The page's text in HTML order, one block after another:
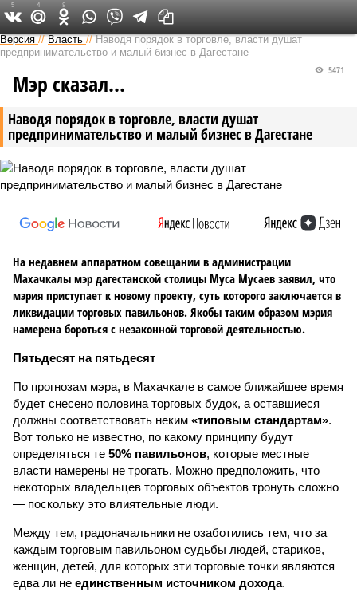
Версия на Кавказе
Версия //Власть //Наводя порядок в торговле, власти душат
предпринимательство и малый бизнес в Дагестане
Наводя порядок в торговле, власти душат
предпринимательство и малый бизнес в Дагестане
5471
Мэр сказал…
На недавнем аппаратном совещании в администрации
Махачкалы мэр дагестанской столицы Муса Мусаев заявил, что
мэрия приступает к новому проекту, суть которого заключается в
ликвидации торговых павильонов. Якобы таким образом мэрия
намерена бороться с незаконной торговой деятельностью.
Пятьдесят на пятьдесят
По прогнозам мэра, в Махачкале в самое ближайшее время
будет снесено половина торговых будок, а оставшиеся
должны соответствовать неким «типовым стандартам».
Вот только не известно, по какому принципу будут
определяться те 50% павильонов, которые местные
власти намерены не трогать. Можно предположить, что
некоторых владельцев торговых объектов тронуть сложно
— поскольку это влиятельные люди.
Между тем, градоначальники не озаботились тем, что за
каждым торговым павильоном судьбы людей, стариков,
женщин, детей, для которых эти торговые точки являются
едва ли не единственным источником дохода.
5 4 8